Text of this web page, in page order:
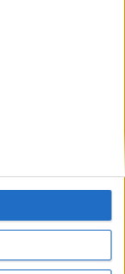
te daremos
para tu